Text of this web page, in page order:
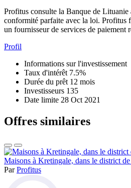
Profitus consulte la Banque de Lituanie
conformité parfaite avec la loi. Profitus
un fournisseur de services de paiement
Profil
Informations sur l'investissement
Taux d'intérêt 7.5%
Durée du prêt 12 mois
Investisseurs 135
Date limite 28 Oct 2021
Offres similaires
Maisons à Kretingale, dans le district
ParProfitus